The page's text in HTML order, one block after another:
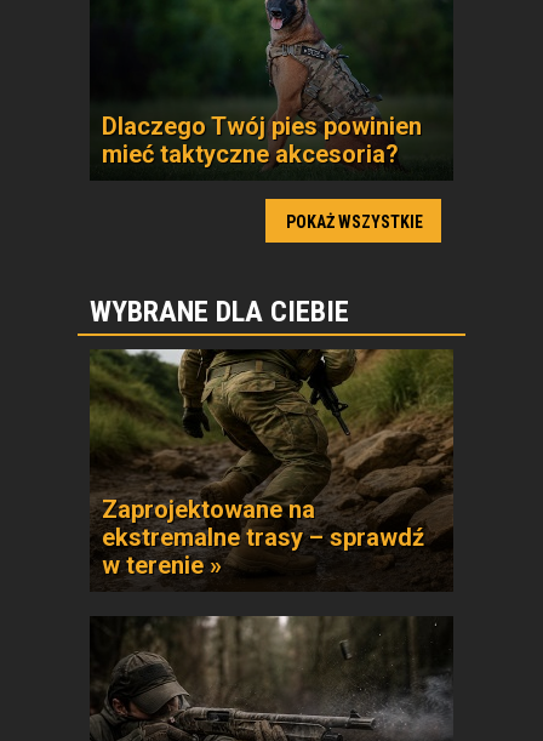
Dlaczego Twój pies powinien
mieć taktyczne akcesoria?
POKAŻ WSZYSTKIE
WYBRANE DLA CIEBIE
Zaprojektowane na
ekstremalne trasy – sprawdź
w terenie »